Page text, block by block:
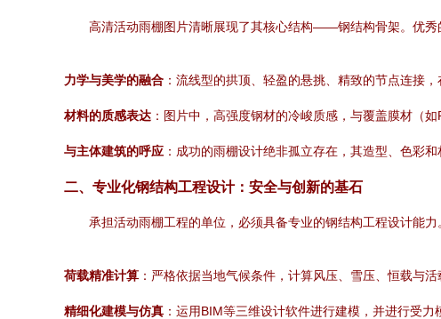
高清活动雨棚图片清晰展现了其核心结构——钢结构骨架。优秀
力学与美学的融合 ：流线型的拱顶、轻盈的悬挑、精致的节点连接
材料的质感表达 ：图片中，高强度钢材的冷峻质感，与覆盖膜材（
与主体建筑的呼应 ：成功的雨棚设计绝非孤立存在，其造型、色彩
二、专业化钢结构工程设计：安全与创新的基石
承担活动雨棚工程的单位，必须具备专业的钢结构工程设计能力
荷载精准计算 ：严格依据当地气候条件，计算风压、雪压、恒载与活
精细化建模与仿真 ：运用BIM等三维设计软件进行建模，并进行受